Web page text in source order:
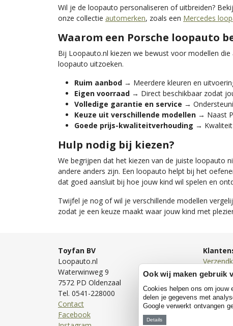
Wil je de loopauto personaliseren of uitbreiden?
onze collectie automerken, zoals een Mercedes
Waarom een Porsche loopauto
Bij Loopauto.nl kiezen we bewust voor modellen
loopauto uitzoeken.
Ruim aanbod → Meerdere kleuren en
Eigen voorraad → Direct beschikbaar zodat
Volledige garantie en service →
Keuze uit verschillende modellen → Naast
Goede prijs-kwaliteitverhouding →
Hulp nodig bij kiezen?
We begrijpen dat het kiezen van de juiste loopauto
andere anders zijn. Een loopauto helpt bij het
dat goed aansluit bij hoe jouw kind wil spelen en
Twijfel je nog of wil je verschillende modellen
zodat je een keuze maakt waar jouw kind met
Toyfan BV
Loopauto.nl
Waterwinweg 9
7572 PD Oldenzaal
Tel. 0541-228000
Contact
Facebook
Betalen
Ook wij maken gebruik
Cookies helpen ons om jouw
delen je gegevens met
Google verwerkt ontvangen
Details